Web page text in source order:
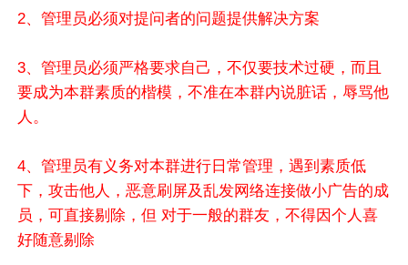
2、管理员必须对提问者的问题提供解决方案
3、管理员必须严格要求自己，不仅要技术过硬，而且
要成为本群素质的楷模，不准在本群内说脏话，辱骂他
人。
4、管理员有义务对本群进行日常管理，遇到素质低
下，攻击他人，恶意刷屏及乱发网络连接做小广告的成
员，可直接剔除，但 对于一般的群友，不得因个人喜
好随意剔除